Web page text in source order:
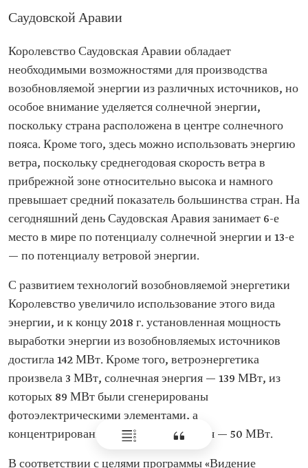
Саудовской Аравии
Королевство Саудовская Аравии обладает
необходимыми возможностями для производства
возобновляемой энергии из различных источников, но
особое внимание уделяется солнечной энергии,
поскольку страна расположена в центре солнечного
пояса. Кроме того, здесь можно использовать энергию
ветра, поскольку среднегодовая скорость ветра в
прибрежной зоне относительно высока и намного
превышает средний показатель большинства стран. На
сегодняшний день Саудовская Аравия занимает 6-е
место в мире по потенциалу солнечной энергии и 13-е
— по потенциалу ветровой энергии.
С развитием технологий возобновляемой энергетики
Королевство увеличило использование этого вида
энергии, и к концу 2018 г. установленная мощность
выработки энергии из возобновляемых источников
достигла 142 МВт. Кроме того, ветроэнергетика
произвела 3 МВт, солнечная энергия — 139 МВт, из
которых 89 МВт были сгенерированы
фотоэлектрическими элементами, а
концентрированная солнечная энергия — 50 МВт.
В соответствии с целями программы «Видение